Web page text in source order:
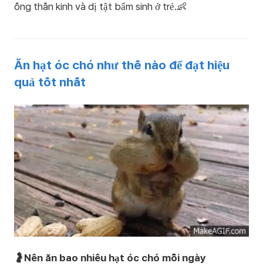
ống thần kinh và dị tật bẩm sinh ở trẻ.👶
Ăn hạt óc chó như thế nào để đạt hiệu
quả tốt nhất
🤰Nên ăn bao nhiêu hạt óc chó mỗi ngày